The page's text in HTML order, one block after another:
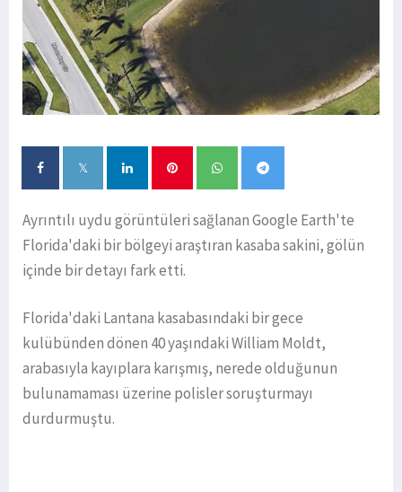
Ayrıntılı uydu görüntüleri sağlanan Google Earth'te
Florida'daki bir bölgeyi araştıran kasaba sakini, gölün
içinde bir detayı fark etti.
Florida'daki Lantana kasabasındaki bir gece
kulübünden dönen 40 yaşındaki William Moldt,
arabasıyla kayıplara karışmış, nerede olduğunun
bulunamaması üzerine polisler soruşturmayı
durdurmuştu.